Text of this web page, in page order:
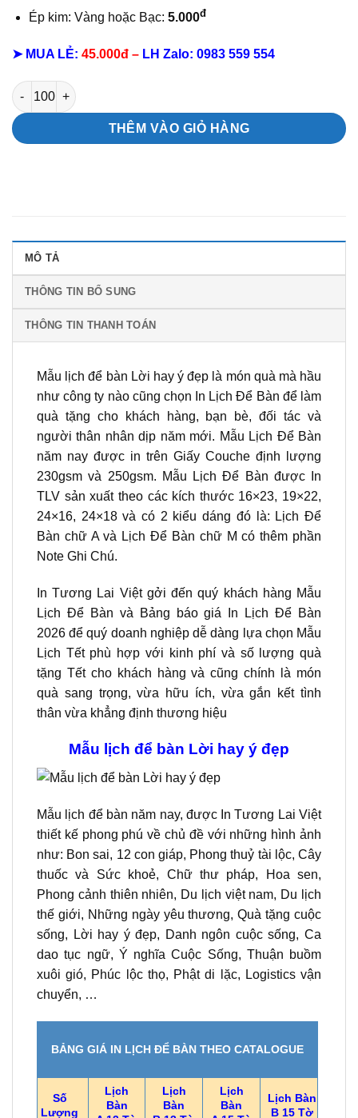
Ép kim: Vàng hoặc Bạc: 5.000đ
➤ MUA LẺ: 45.000đ – LH Zalo: 0983 559 554
Mẫu lịch để bàn Lời hay ý đẹp số lượng
THÊM VÀO GIỎ HÀNG
MÔ TẢ
THÔNG TIN BỔ SUNG
THÔNG TIN THANH TOÁN
Mẫu lịch để bàn Lời hay ý đẹp là món quà mà hầu
như công ty nào cũng chọn In Lịch Để Bàn để làm
quà tặng cho khách hàng, bạn bè, đối tác và
người thân nhân dịp năm mới. Mẫu Lịch Để Bàn
năm nay được in trên Giấy Couche định lượng
230gsm và 250gsm. Mẫu Lịch Để Bàn được In
TLV sản xuất theo các kích thước 16×23, 19×22,
24×16, 24×18 và có 2 kiểu dáng đó là: Lịch Để
Bàn chữ A và Lịch Để Bàn chữ M có thêm phần
Note Ghi Chú.
In Tương Lai Việt gởi đến quý khách hàng Mẫu
Lịch Để Bàn và Bảng báo giá In Lịch Để Bàn
2026 để quý doanh nghiệp dễ dàng lựa chọn Mẫu
Lịch Tết phù hợp với kinh phí và số lượng quà
tặng Tết cho khách hàng và cũng chính là món
quà sang trọng, vừa hữu ích, vừa gắn kết tình
thân vừa khẳng định thương hiệu
Mẫu lịch để bàn Lời hay ý đẹp
Mẫu lịch để bàn năm nay, được In Tương Lai Việt
thiết kế phong phú về chủ đề với những hình ảnh
như: Bon sai, 12 con giáp, Phong thuỷ tài lộc, Cây
thuốc và Sức khoẻ, Chữ thư pháp, Hoa sen,
Phong cảnh thiên nhiên, Du lịch việt nam, Du lịch
thế giới, Những ngày yêu thương, Quà tặng cuộc
sống, Lời hay ý đẹp, Danh ngôn cuộc sống, Ca
dao tục ngữ, Ý nghĩa Cuộc Sống, Thuận buồm
xuôi gió, Phúc lộc thọ, Phật di lặc, Logistics vận
chuyển, …
BẢNG GIÁ IN LỊCH ĐỂ BÀN THEO CATALOGUE
Số
Lượng
Lịch
Bàn
Lịch
Bàn
Lịch
Bàn
Lịch Bàn
B 15 Tờ